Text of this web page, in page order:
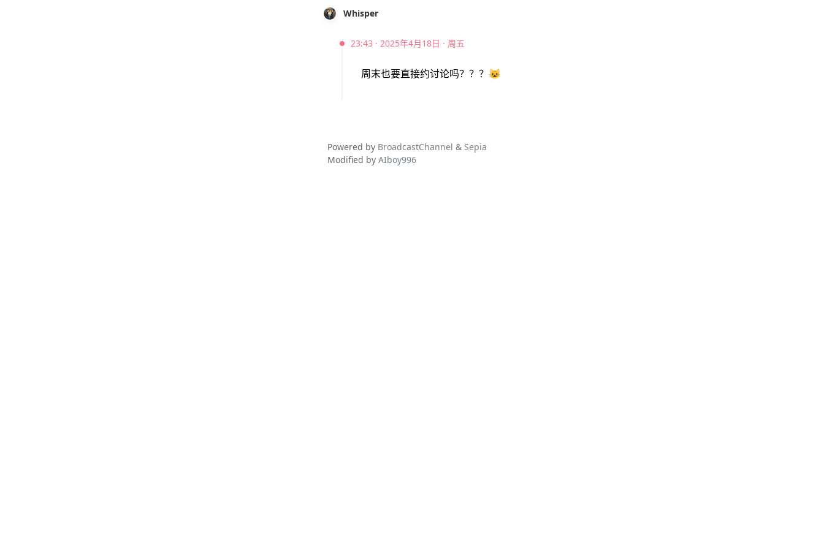
Whisper
23:43 · 2025年4月18日 · 周五
周末也要直接约讨论吗？？？ 😺
Powered by BroadcastChannel & Sepia
Modified by AIboy996